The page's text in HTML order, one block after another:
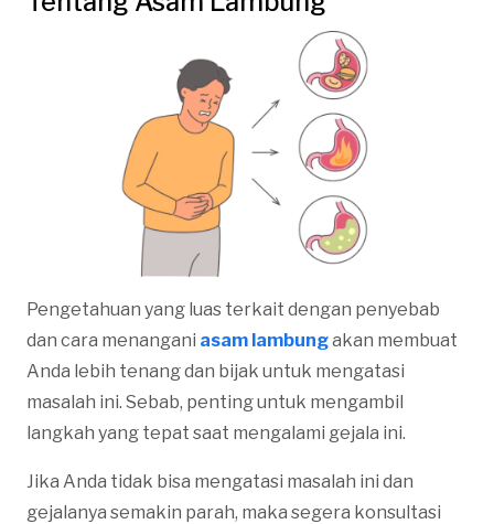
Pengetahuan yang luas terkait dengan penyebab
dan cara menangani asam lambungakan membuat
Anda lebih tenang dan bijak untuk mengatasi
masalah ini. Sebab, penting untuk mengambil
langkah yang tepat saat mengalami gejala ini.
Jika Anda tidak bisa mengatasi masalah ini dan
gejalanya semakin parah, maka segera konsultasi